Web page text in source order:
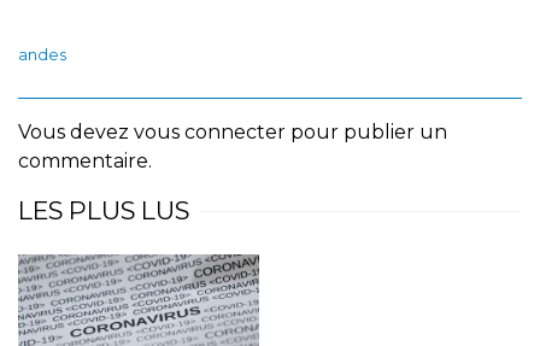
andes
Vous devez vous connecter pour publier un
commentaire.
LES PLUS LUS